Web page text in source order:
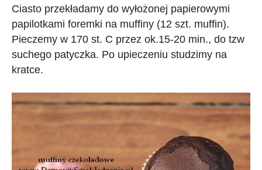
Ciasto przekładamy do wyłożonej papierowymi
papilotkami foremki na muffiny (12 szt. muffin).
Pieczemy w 170 st. C przez ok.15-20 min., do tzw
suchego patyczka. Po upieczeniu studzimy na
kratce.